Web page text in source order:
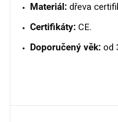
Materiál: dřeva
Certifikáty: CE.
Doporučený věk: od